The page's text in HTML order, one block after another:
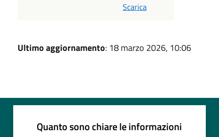
Scarica
Ultimo aggiornamento: 18 marzo 2026, 10:06
Quanto sono chiare le informazioni